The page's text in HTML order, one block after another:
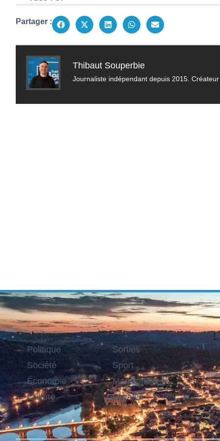
Partager :
Thibaut Souperbie
Journaliste indépendant depuis 2015.
Rubriques
Politique
Société
Économie
Culture
Sorties
Sport
Magazine
Légales